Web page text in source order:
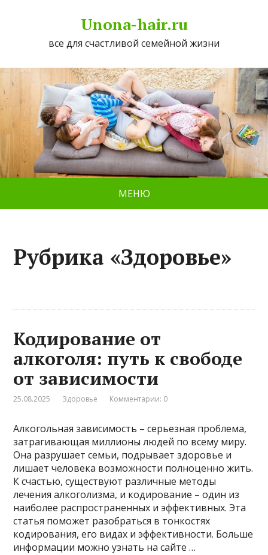
Unona-hair.ru
все для счастливой семейной жизни
МЕНЮ
Рубрика «Здоровье»
Кодирование от
алкоголя: путь к свободе
от зависимости
25.08.2025 Здоровье Комментарии: 0
Алкогольная зависимость – серьезная проблема,
затрагивающая миллионы людей по всему миру.
Она разрушает семьи, подрывает здоровье и
лишает человека возможности полноценно жить.
К счастью, существуют различные методы
лечения алкоголизма, и кодирование – один из
наиболее распространенных и эффективных. Эта
статья поможет разобраться в тонкостях
кодирования, его видах и эффективности. Больше
информации можно узнать на сайте …